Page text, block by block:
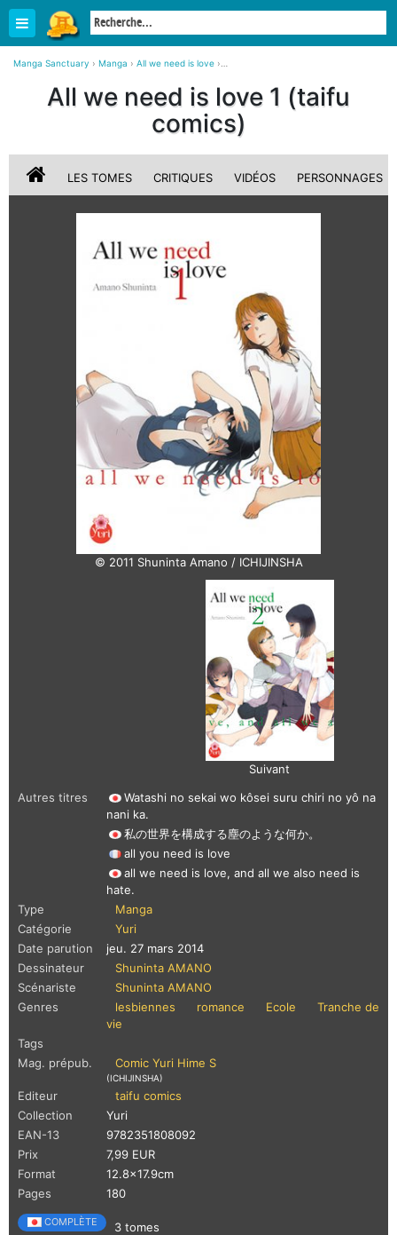
Manga Sanctuary › Manga › All we need is love ›
All we need is love 1 (taifu
comics)
LES TOMES CRITIQUES VIDÉOS PERSONNAGES
© 2011 Shuninta Amano / ICHIJINSHA
Suivant
Autres titres
Watashi no sekai wo kôsei suru chiri no yô na
nani ka.
私の世界を構成する塵のような何か。
all you need is love
all we need is love, and all we also need is
hate.
Type
Manga
Catégorie
Yuri
Date parution
jeu. 27 mars 2014
Dessinateur
Shuninta AMANO
Scénariste
Shuninta AMANO
Genres
lesbiennes romance Ecole
Tranche de
vie
Tags
Mag. prépub.
Comic Yuri Hime S
(ICHIJINSHA)
Editeur
taifu comics
Collection
Yuri
EAN-13
9782351808092
Prix
7,99 EUR
Format
12.8x17.9cm
Pages
180
COMPLÈTE 3 tomes